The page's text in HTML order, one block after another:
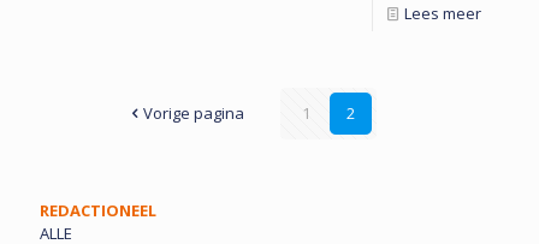
Lees meer
Vorige pagina 1 2
REDACTIONEEL
ALLE